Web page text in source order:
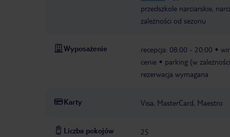
przedszkole narciarskie,
zależności od sezonu
Wyposażenie recepcja: 08:00 - 20:00
cenie
parking (w
rezerwacja wymagana
Karty Visa, MasterCard, Maestro
Liczba pokojów 25